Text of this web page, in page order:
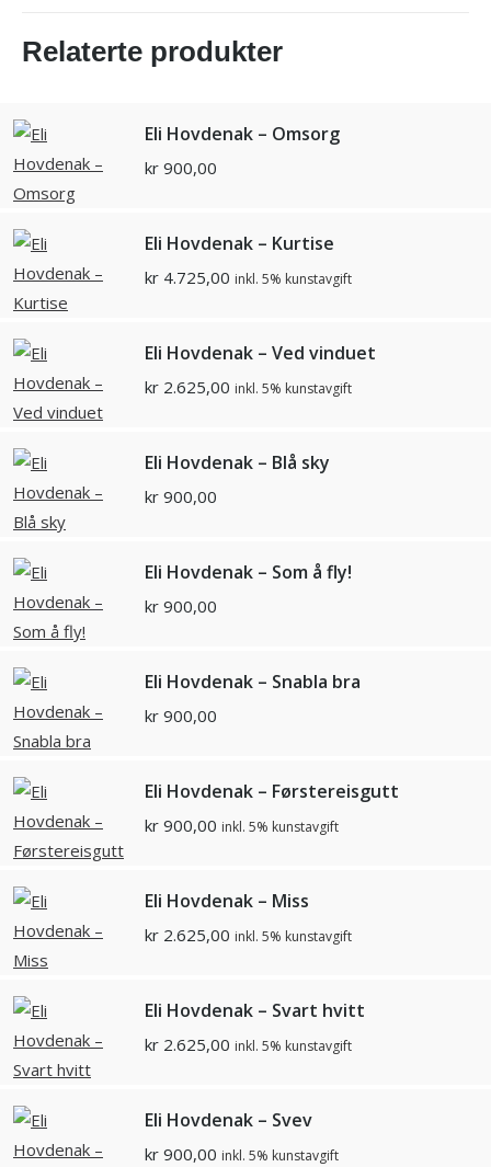
Relaterte produkter
Eli Hovdenak – Omsorg
kr 900,00
Eli Hovdenak – Kurtise
kr 4.725,00 inkl. 5% kunstavgift
Eli Hovdenak – Ved vinduet
kr 2.625,00 inkl. 5% kunstavgift
Eli Hovdenak – Blå sky
kr 900,00
Eli Hovdenak – Som å fly!
kr 900,00
Eli Hovdenak – Snabla bra
kr 900,00
Eli Hovdenak – Førstereisgutt
kr 900,00 inkl. 5% kunstavgift
Eli Hovdenak – Miss
kr 2.625,00 inkl. 5% kunstavgift
Eli Hovdenak – Svart hvitt
kr 2.625,00 inkl. 5% kunstavgift
Eli Hovdenak – Svev
kr 900,00 inkl. 5% kunstavgift